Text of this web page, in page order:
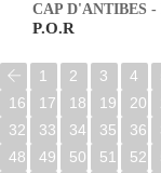
CAP D'ANTIBES
P.O.R
1 2 3 4
16
17 18 19 20
32
33 34 35 36
48
49 50 51 52